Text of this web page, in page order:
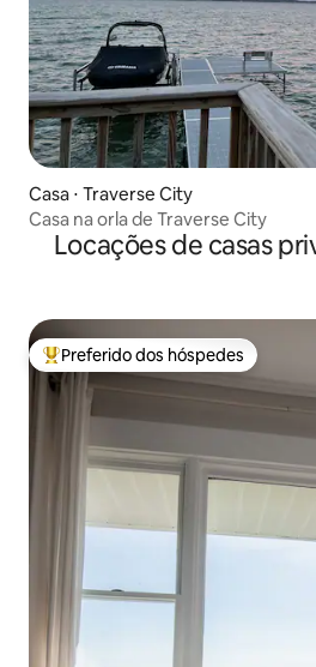
Casa ⋅ Traverse City
Casa na orla de Traverse City
Locações de casas
Entre os melhores preferidos dos
Preferido dos hóspedes